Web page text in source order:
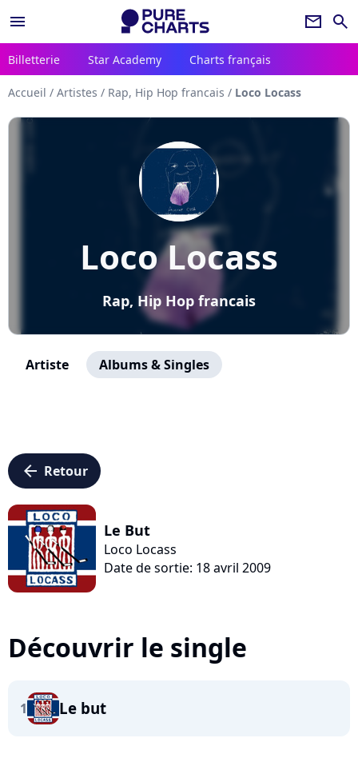
menu newsletter search
Billetterie Star Academy Charts français
Accueil / Artistes / Rap, Hip Hop francais / Loco Locass
Loco Locass
Rap, Hip Hop francais
Artiste Albums & Singles
arrow_left Retour
Le But
Loco Locass
Date de sortie: 18 avril 2009
Découvrir le single
1 Le but